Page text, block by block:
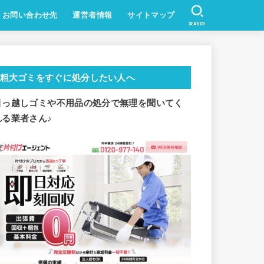
お問い合わせ先 運営者情報 サイトマップ
SEARCH
粗大ゴミをすぐに処分したい人へ
っ越しゴミや不用品の処分で無理を聞いてく
る業者さん♪